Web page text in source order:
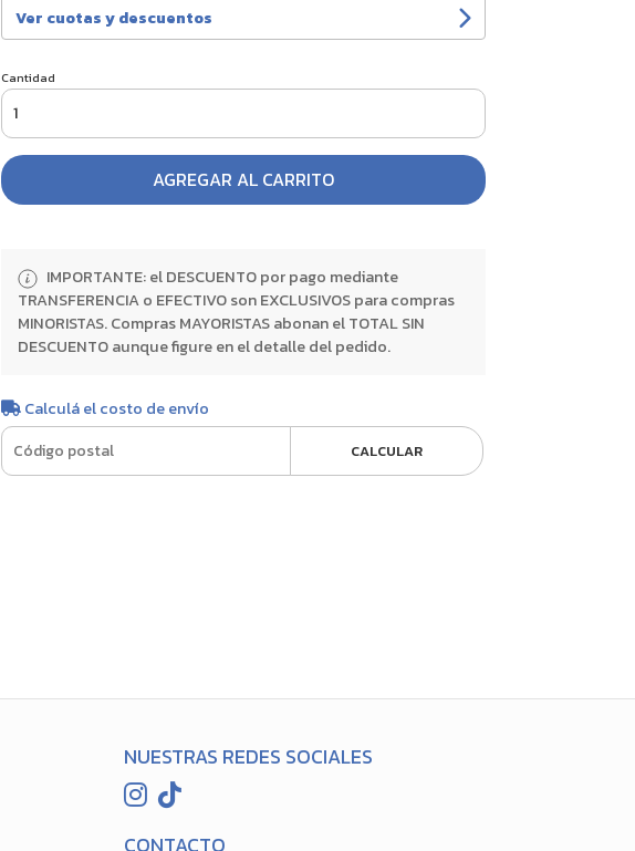
Ver cuotas y descuentos
Cantidad
AGREGAR AL CARRITO
IMPORTANTE: el DESCUENTO por pago mediante
TRANSFERENCIA o EFECTIVO son EXCLUSIVOS para compras
MINORISTAS. Compras MAYORISTAS abonan el TOTAL SIN
DESCUENTO aunque figure en el detalle del pedido.
Calculá el costo de envío
CALCULAR
NUESTRAS REDES SOCIALES